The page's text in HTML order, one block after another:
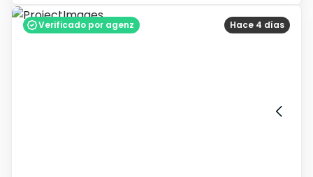
Hace 4 días
Verificado por agenz